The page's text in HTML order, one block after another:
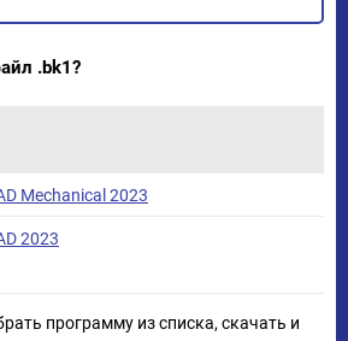
.bk1?
Mechanical 2023
2023
программу из списка, скачать и